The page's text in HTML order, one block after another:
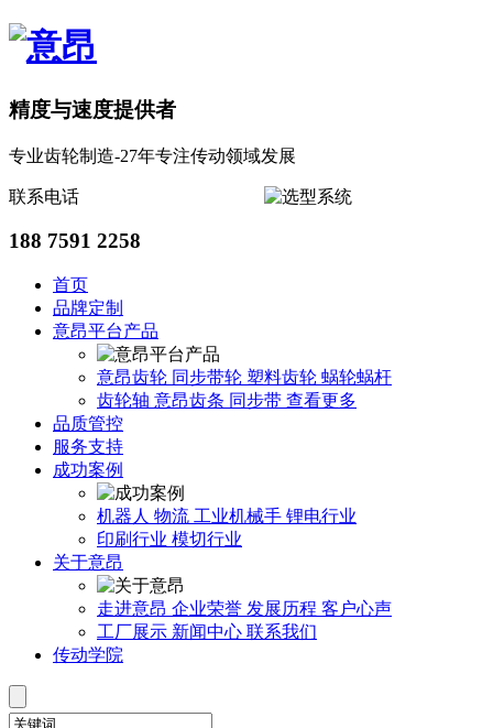
精度与速度提供者
专业齿轮制造-27年专注传动领域发展
联系电话
188 7591 2258
首页
品牌定制
意昂平台产品
意昂齿轮 同步带轮 塑料齿轮 蜗轮蜗杆
齿轮轴 意昂齿条 同步带 查看更多
品质管控
服务支持
成功案例
机器人 物流 工业机械手 锂电行业
印刷行业 模切行业
关于意昂
走进意昂 企业荣誉 发展历程 客户心声
工厂展示 新闻中心 联系我们
传动学院